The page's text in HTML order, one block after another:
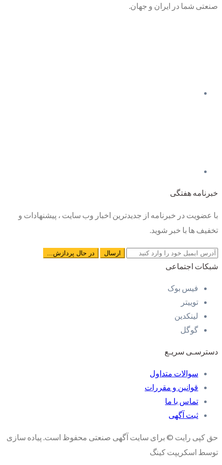
صنعتی شما در ایران و جهان.
خبرنامه هفتگی
با عضویت در خبرنامه از جدیدترین اخبار وب سایت ، پیشنهادات و
تخفیف ها با خبر شوید.
شبکات اجتماعی
فیس بوک
توییتر
لینکدین
گوگل
دسترسـی سریـع
سوالات متداول
قوانین و مقررات
تماس با ما
ثبت آگهی
حق کپی رایت © برای سایت آگهی صنعتی محفوظ است. پیاده سازی
توسط اسکریپت کینگ